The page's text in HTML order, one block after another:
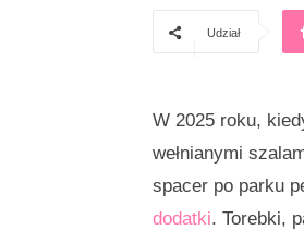
Udział
W 2025 roku,
wełnianymi
spacer po parku
dodatki. Torebki,